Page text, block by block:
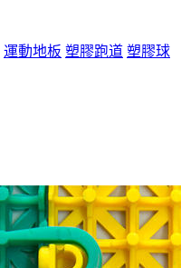
運動地板 塑膠跑道 塑膠球